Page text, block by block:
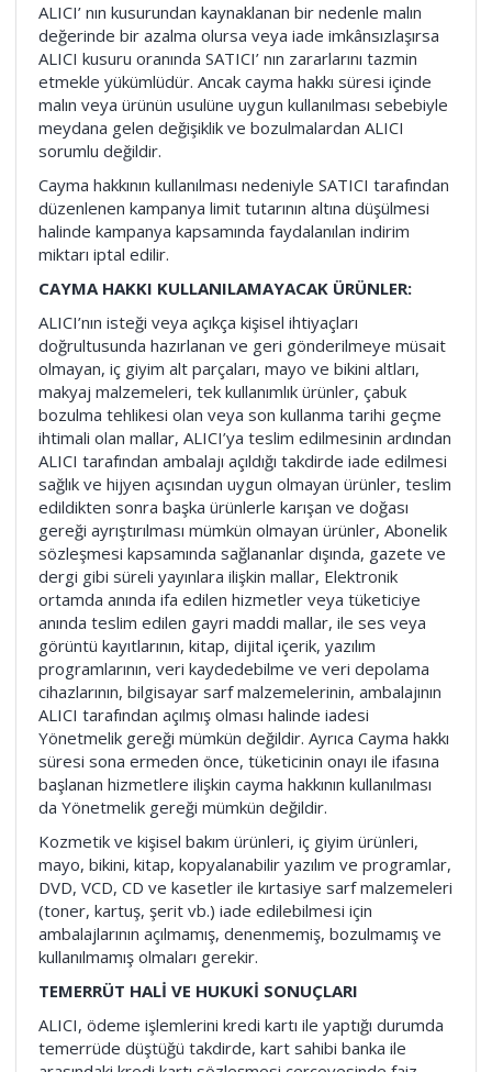
ALICI’ nın kusurundan kaynaklanan bir nedenle malın
değerinde bir azalma olursa veya iade imkânsızlaşırsa
ALICI kusuru oranında SATICI’ nın zararlarını tazmin
etmekle yükümlüdür. Ancak cayma hakkı süresi içinde
malın veya ürünün usulüne uygun kullanılması sebebiyle
meydana gelen değişiklik ve bozulmalardan ALICI
sorumlu değildir.
Cayma hakkının kullanılması nedeniyle SATICI tarafından
düzenlenen kampanya limit tutarının altına düşülmesi
halinde kampanya kapsamında faydalanılan indirim
miktarı iptal edilir.
CAYMA HAKKI KULLANILAMAYACAK ÜRÜNLER:
ALICI’nın isteği veya açıkça kişisel ihtiyaçları
doğrultusunda hazırlanan ve geri gönderilmeye müsait
olmayan, iç giyim alt parçaları, mayo ve bikini altları,
makyaj malzemeleri, tek kullanımlık ürünler, çabuk
bozulma tehlikesi olan veya son kullanma tarihi geçme
ihtimali olan mallar, ALICI’ya teslim edilmesinin ardından
ALICI tarafından ambalajı açıldığı takdirde iade edilmesi
sağlık ve hijyen açısından uygun olmayan ürünler, teslim
edildikten sonra başka ürünlerle karışan ve doğası
gereği ayrıştırılması mümkün olmayan ürünler, Abonelik
sözleşmesi kapsamında sağlananlar dışında, gazete ve
dergi gibi süreli yayınlara ilişkin mallar, Elektronik
ortamda anında ifa edilen hizmetler veya tüketiciye
anında teslim edilen gayri maddi mallar, ile ses veya
görüntü kayıtlarının, kitap, dijital içerik, yazılım
programlarının, veri kaydedebilme ve veri depolama
cihazlarının, bilgisayar sarf malzemelerinin, ambalajının
ALICI tarafından açılmış olması halinde iadesi
Yönetmelik gereği mümkün değildir. Ayrıca Cayma hakkı
süresi sona ermeden önce, tüketicinin onayı ile ifasına
başlanan hizmetlere ilişkin cayma hakkının kullanılması
da Yönetmelik gereği mümkün değildir.
Kozmetik ve kişisel bakım ürünleri, iç giyim ürünleri,
mayo, bikini, kitap, kopyalanabilir yazılım ve programlar,
DVD, VCD, CD ve kasetler ile kırtasiye sarf malzemeleri
(toner, kartuş, şerit vb.) iade edilebilmesi için
ambalajlarının açılmamış, denenmemiş, bozulmamış ve
kullanılmamış olmaları gerekir.
TEMERRÜT HALİ VE HUKUKİ SONUÇLARI
ALICI, ödeme işlemlerini kredi kartı ile yaptığı durumda
temerrüde düştüğü takdirde, kart sahibi banka ile